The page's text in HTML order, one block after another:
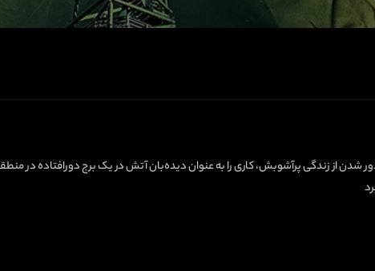
شدن از زندگی پرآشوبش، کاری را به عنوان دیده‌بان آتش در یک برج دورافتاده در